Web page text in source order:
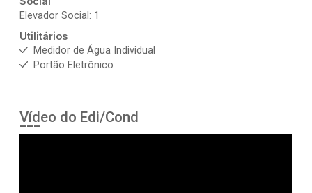
Elevador Social: 1
Utilitários
Medidor de Água Individual
Portão Eletrônico
Vídeo do Edi/Cond